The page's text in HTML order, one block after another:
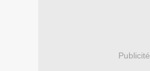
Publicité